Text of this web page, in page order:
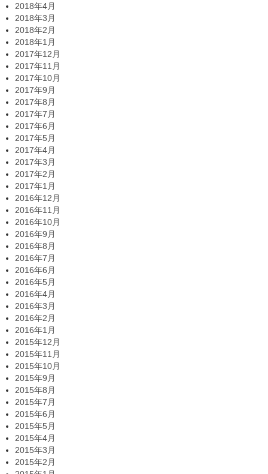
2018年4月
2018年3月
2018年2月
2018年1月
2017年12月
2017年11月
2017年10月
2017年9月
2017年8月
2017年7月
2017年6月
2017年5月
2017年4月
2017年3月
2017年2月
2017年1月
2016年12月
2016年11月
2016年10月
2016年9月
2016年8月
2016年7月
2016年6月
2016年5月
2016年4月
2016年3月
2016年2月
2016年1月
2015年12月
2015年11月
2015年10月
2015年9月
2015年8月
2015年7月
2015年6月
2015年5月
2015年4月
2015年3月
2015年2月